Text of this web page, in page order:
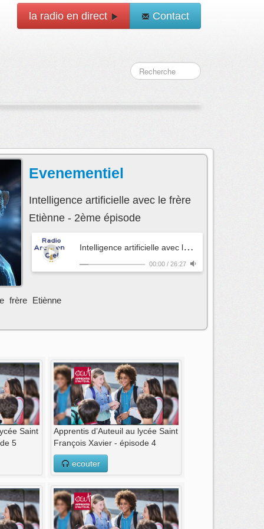
la radio en direct Contact
Evenementiel
Intelligence artificielle avec le frère
Etiènne - 2ème épisode
I
ntelligence artificielle avec le frère Etiènne - 2ème épisode
00:00/ 26:27
frère Etiènne
Saint
5
Apprentis d’Auteuil au lycée Saint
François Xavier - épisode 4
ecouter